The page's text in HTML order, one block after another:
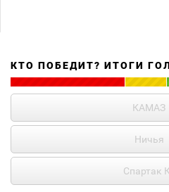
КТО ПОБЕДИТ? ИТОГИ
КАМАЗ
Ничья
Спартак